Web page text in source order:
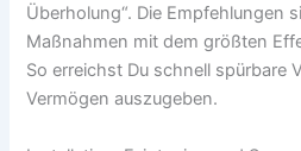
Überholung“. Die Empfehlungen
Maßnahmen mit dem größten
So erreichst Du schnell spürbare
Vermögen auszugeben.